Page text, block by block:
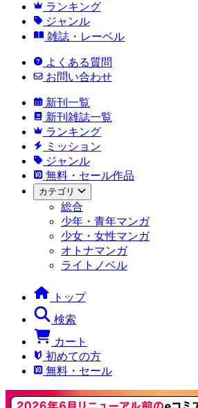
ランキング
ジャンル
雑誌・レーベル
よくある質問
お問い合わせ
新刊一覧
新刊雑誌一覧
ランキング
ミッション
ジャンル
無料・セール作品
カテゴリ
総合
少年・青年マンガ
少女・女性マンガ
オトナマンガ
ライトノベル
トップ
検索
カート
初めての方
無料・セール